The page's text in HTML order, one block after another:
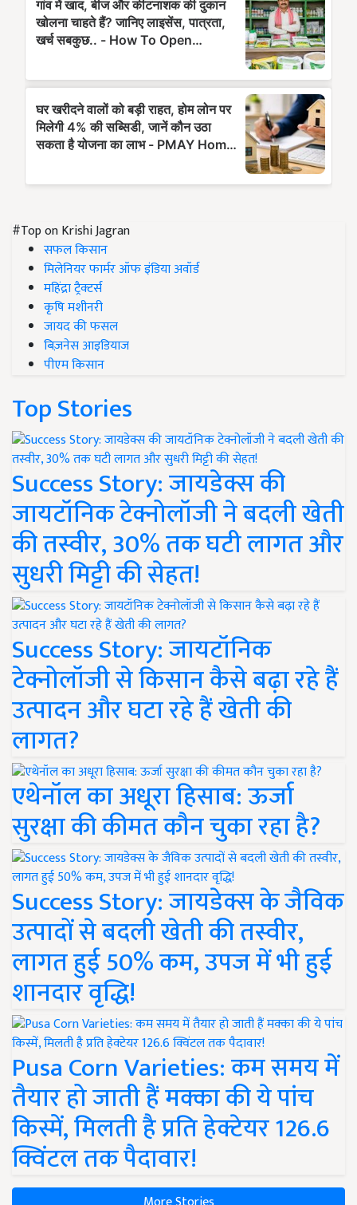
#Top on Krishi Jagran
सफल किसान
मिलेनियर फार्मर ऑफ इंडिया अवॉर्ड
महिंद्रा ट्रैक्टर्स
कृषि मशीनरी
जायद की फसल
बिज़नेस आइडियाज
पीएम किसान
Top Stories
Success Story: जायडेक्स की
जायटॉनिक टेक्नोलॉजी ने बदली खेती
की तस्वीर, 30% तक घटी लागत और
सुधरी मिट्टी की सेहत!
Success Story: जायटॉनिक
टेक्नोलॉजी से किसान कैसे बढ़ा रहे हैं
उत्पादन और घटा रहे हैं खेती की
लागत?
एथेनॉल का अधूरा हिसाब: ऊर्जा
सुरक्षा की कीमत कौन चुका रहा है?
Success Story: जायडेक्स के जैविक
उत्पादों से बदली खेती की तस्वीर,
लागत हुई 50% कम, उपज में भी हुई
शानदार वृद्धि!
Pusa Corn Varieties: कम समय में
तैयार हो जाती हैं मक्का की ये पांच
किस्में, मिलती है प्रति हेक्टेयर 126.6
क्विंटल तक पैदावार!